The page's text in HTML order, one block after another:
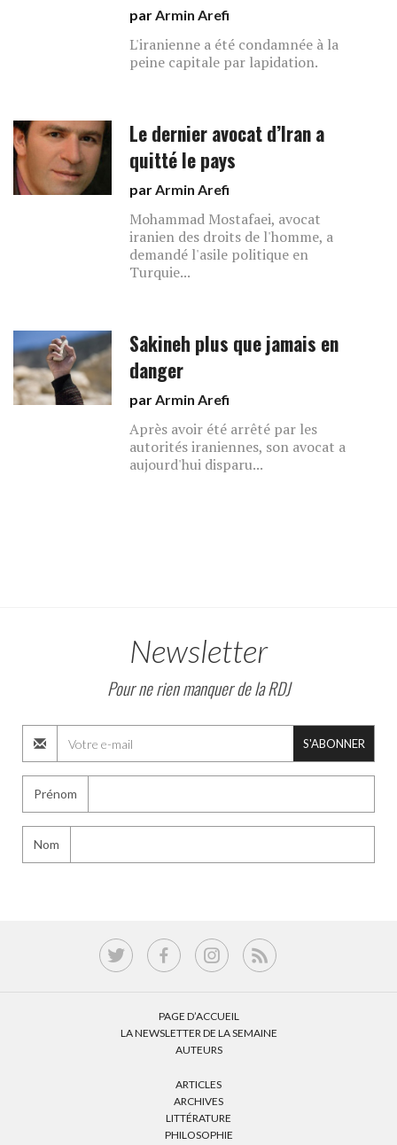
parArmin Arefi
L'iranienne a été condamnée à la
peine capitale par lapidation.
Le dernier avocat d’Iran a
quitté le pays
parArmin Arefi
Mohammad Mostafaei, avocat
iranien des droits de l'homme, a
demandé l'asile politique en
Turquie...
Sakineh plus que jamais en
danger
parArmin Arefi
Après avoir été arrêté par les
autorités iraniennes, son avocat a
aujourd'hui disparu...
Newsletter
Pour ne rien manquer de la RDJ
S'ABONNER
Prénom
Nom
PAGE D’ACCUEIL
LA NEWSLETTER DE LA SEMAINE
AUTEURS
ARTICLES
ARCHIVES
LITTÉRATURE
PHILOSOPHIE